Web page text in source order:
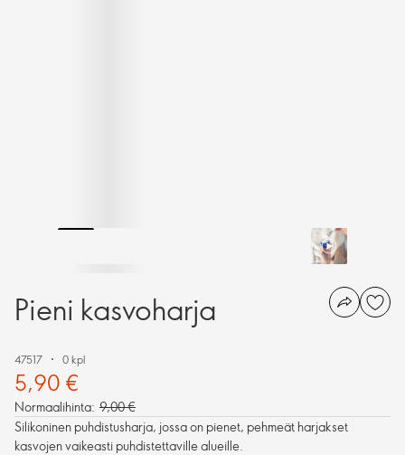
Pieni kasvoharja
47517 0 kpl
5,90 €
Normaalihinta: 9,00 €
Silikoninen puhdistusharja, jossa on pienet, pehmeät harjakset
kasvojen vaikeasti puhdistettaville alueille.